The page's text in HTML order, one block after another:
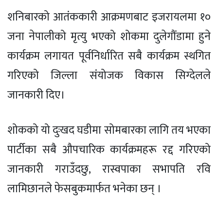
शनिबारको आतंककारी आक्रमणबाट इजरायलमा १०
जना नेपालीको मृत्यु भएको शोकमा दुलेगौंडामा हुने
कार्यक्रम लगायत पूर्वनिर्धारित सबै कार्यक्रम स्थगित
गरिएको जिल्ला संयोजक विकास सिग्देलले
जानकारी दिए।
शोकको यो दुःखद घडीमा सोमबारका लागि तय भएका
पार्टीका सबै औपचारिक कार्यक्रमहरू रद्द गरिएको
जानकारी गराउँदछु, रास्वपाका सभापति रवि
लामिछानले फेसबुकमार्फत भनेका छन् ।